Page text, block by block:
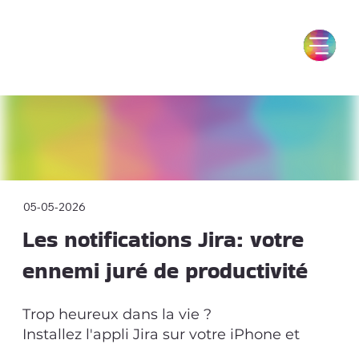
05-05-2026
Les notifications Jira: votre
ennemi juré de productivité
Trop heureux dans la vie ?
Installez l'appli Jira sur votre iPhone et